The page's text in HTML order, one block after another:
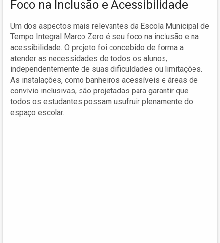
Foco na Inclusão e Acessibilidade
Um dos aspectos mais relevantes da Escola Municipal de
Tempo Integral Marco Zero é seu foco na inclusão e na
acessibilidade. O projeto foi concebido de forma a
atender as necessidades de todos os alunos,
independentemente de suas dificuldades ou limitações.
As instalações, como banheiros acessíveis e áreas de
convívio inclusivas, são projetadas para garantir que
todos os estudantes possam usufruir plenamente do
espaço escolar.